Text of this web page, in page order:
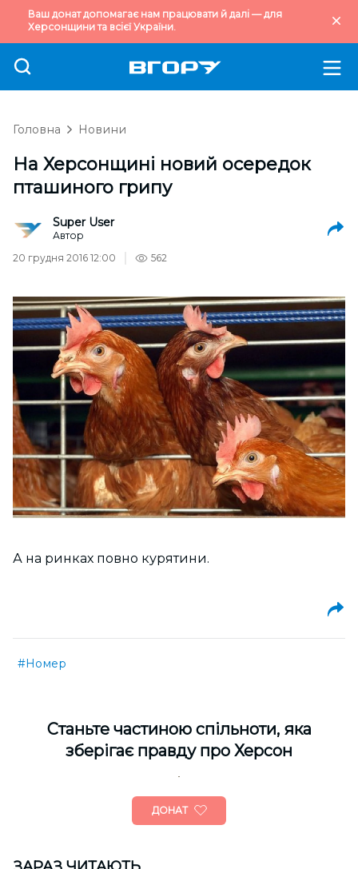
Ваш донат допомагає нам працювати й далі — для
Херсонщини та всієї України.
Головна Новини
На Херсонщині новий осередок
пташиного грипу
Super User
Автор
20 грудня 2016 12:00
562
А на ринках повно курятини.
#Номер
Cтаньте частиною спільноти, яка
зберігає правду про Херсон
ДОНАТ